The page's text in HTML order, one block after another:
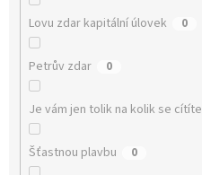
Lovu zdar kapitální úlovek 0
Petrův zdar 0
Je vám jen tolik na kolik se cítíte
Šťastnou plavbu 0